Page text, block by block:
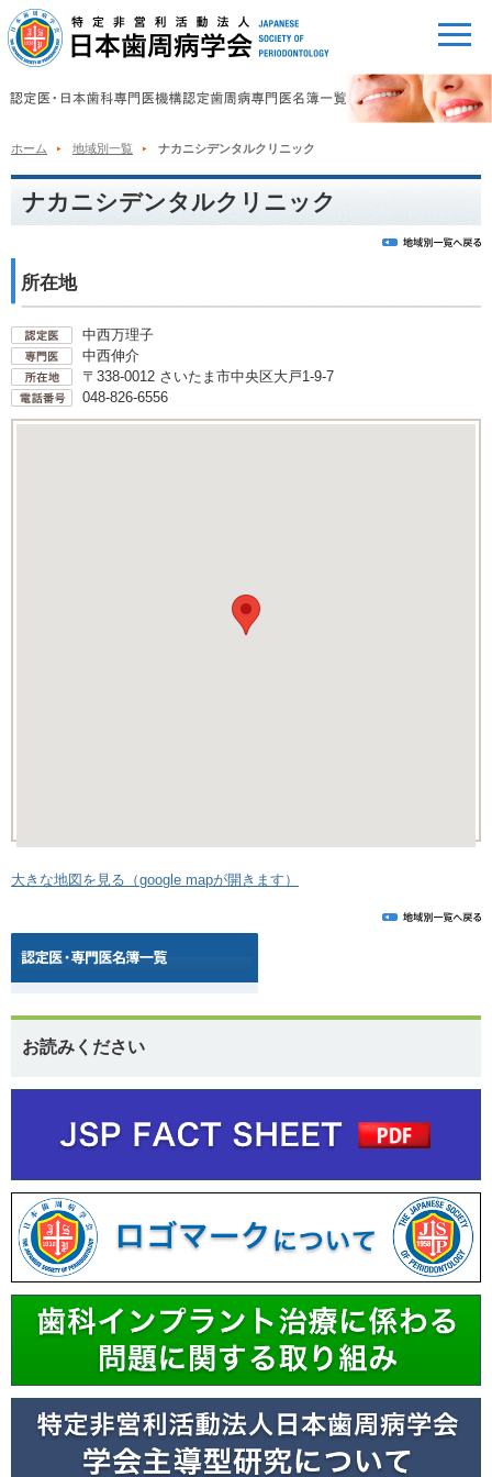
ホーム 地域別一覧 ナカニシデンタルクリニック
ナカニシデンタルクリニック
所在地
中西万理子
中西伸介
〒338-0012 さいたま市中央区大戸1-9-7
048-826-6556
大きな地図を見る（google mapが開きます）
お読みください